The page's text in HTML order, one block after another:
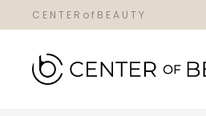
C E N T E R o f B E A U T Y